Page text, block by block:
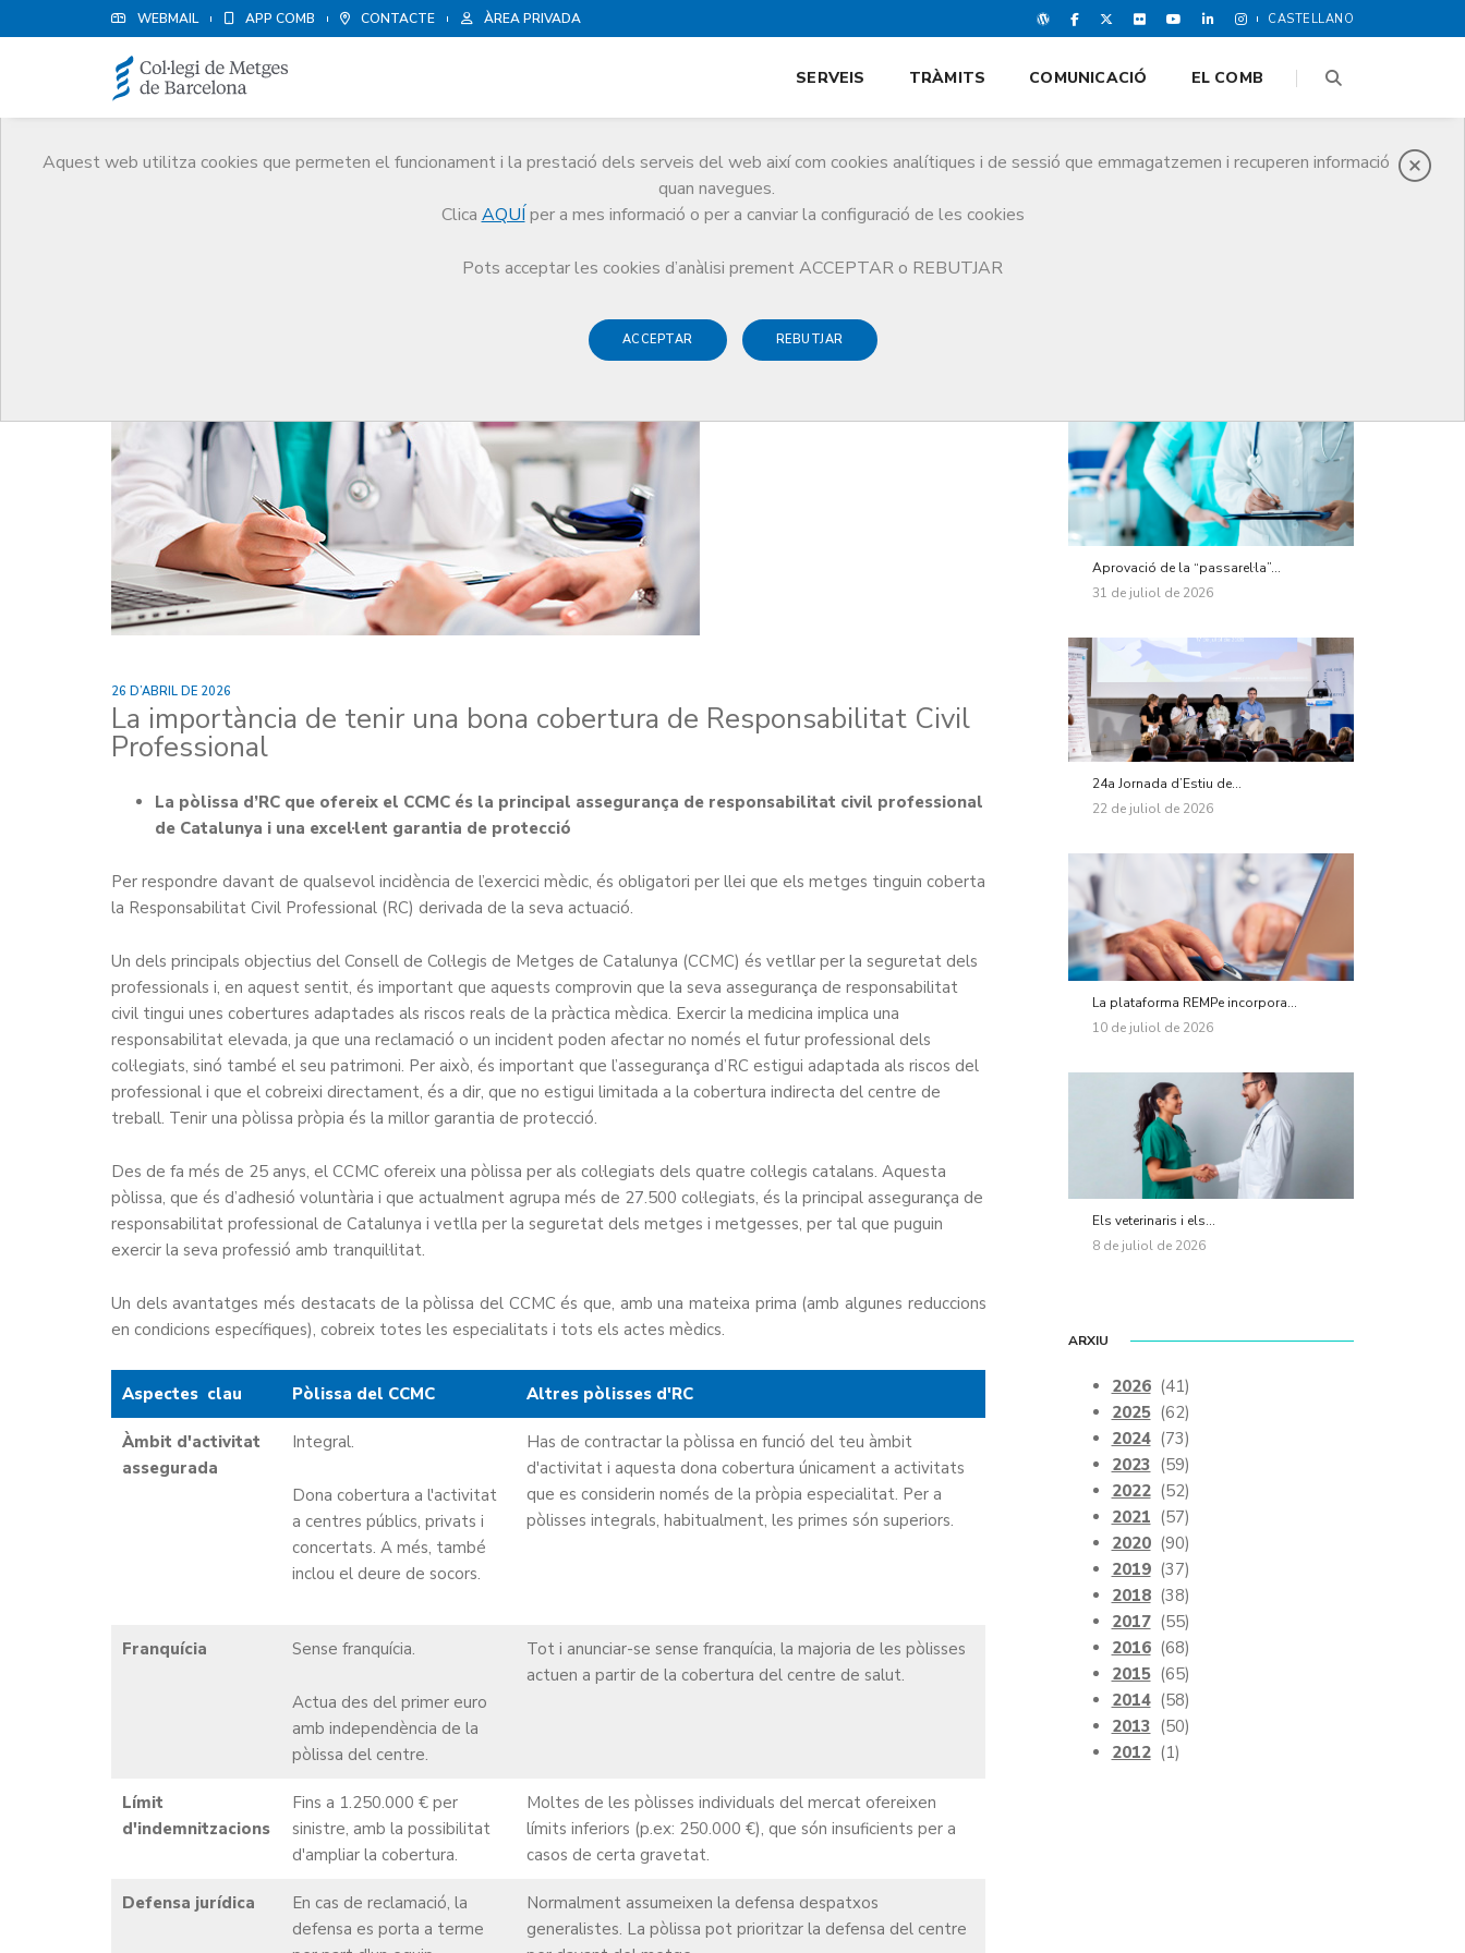
WEBMAIL APP COMB CONTACTE ÀREA PRIVADA CASTELLANO
Aquest web utilitza cookies que permeten el funcionament i la prestació dels serveis del web així com cookies analítiques i de sessió que emmagatzemen i recuperen informació
quan navegues.
Clica AQUÍ per a mes informació o per a canviar la configuració de les cookies
Pots acceptar les cookies d’anàlisi prement ACCEPTAR o REBUTJAR
ACCEPTAR REBUTJAR
SERVEIS TRÀMITS COMUNICACIÓ EL COMB
La importància de tenir una bona cobertura de Responsabilitat Civil Professional
26 D’ABRIL DE 2026
La importància de tenir una bona cobertura de Responsabilitat Civil
Professional
La pòlissa d’RC que ofereix el CCMC és la principal assegurança de responsabilitat civil professional
de Catalunya i una excel·lent garantia de protecció
Per respondre davant de qualsevol incidència de l’exercici mèdic, és obligatori per llei que els metges tinguin coberta
la Responsabilitat Civil Professional (RC) derivada de la seva actuació.
Un dels principals objectius del Consell de Col·legis de Metges de Catalunya (CCMC) és vetllar per la seguretat dels
professionals i, en aquest sentit, és important que aquests comprovin que la seva assegurança de responsabilitat
civil tingui unes cobertures adaptades als riscos reals de la pràctica mèdica. Exercir la medicina implica una
responsabilitat elevada, ja que una reclamació o un incident poden afectar no només el futur professional dels
col·legiats, sinó també el seu patrimoni. Per això, és important que l’assegurança d’RC estigui adaptada als riscos del
professional i que el cobreixi directament, és a dir, que no estigui limitada a la cobertura indirecta del centre de
treball. Tenir una pòlissa pròpia és la millor garantia de protecció.
Des de fa més de 25 anys, el CCMC ofereix una pòlissa per als col·legiats dels quatre col·legis catalans. Aquesta
pòlissa, que és d’adhesió voluntària i que actualment agrupa més de 27.500 col·legiats, és la principal assegurança de
responsabilitat professional de Catalunya i vetlla per la seguretat dels metges i metgesses, per tal que puguin
exercir la seva professió amb tranquil·litat.
Un dels avantatges més destacats de la pòlissa del CCMC és que, amb una mateixa prima (amb algunes reduccions
en condicions específiques), cobreix totes les especialitats i tots els actes mèdics.
Aspectes clau Pòlissa del CCMC Altres pòlisses d'RC
Àmbit d'activitat
assegurada
Integral.
Dona cobertura a l'activitat
a centres públics, privats i
concertats. A més, també
inclou el deure de socors.
Has de contractar la pòlissa en funció del teu àmbit
d'activitat i aquesta dona cobertura únicament a activitats
que es considerin només de la pròpia especialitat. Per a
pòlisses integrals, habitualment, les primes són superiors.
Franquícia Sense franquícia.
Actua des del primer euro
amb independència de la
pòlissa del centre.
Tot i anunciar-se sense franquícia, la majoria de les pòlisses
actuen a partir de la cobertura del centre de salut.
Límit
d'indemnitzacions
Fins a 1.250.000 € per
sinistre, amb la possibilitat
d'ampliar la cobertura.
Moltes de les pòlisses individuals del mercat ofereixen
límits inferiors (p.ex: 250.000 €), que són insuficients per a
casos de certa gravetat.
Defensa jurídica
En cas de reclamació, la
defensa es porta a terme
Normalment assumeixen la defensa despatxos
generalistes. La pòlissa pot prioritzar la defensa del centre
Aprovació de la “passarel·la”...
31 de juliol de 2026
24a Jornada d’Estiu de...
22 de juliol de 2026
La plataforma REMPe incorpora...
10 de juliol de 2026
Els veterinaris i els...
8 de juliol de 2026
ARXIU
2026 (41)
2025 (62)
2024 (73)
2023 (59)
2022 (52)
2021 (57)
2020 (90)
2019 (37)
2018 (38)
2017 (55)
2016 (68)
2015 (65)
2014 (58)
2013 (50)
2012 (1)